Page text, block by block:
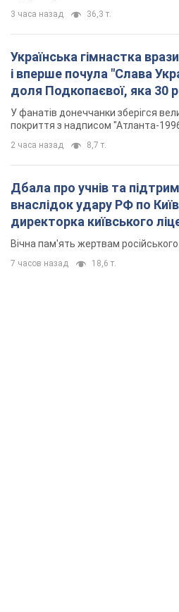
3 часа назад 36,3 т.
Українська гімнастка
і вперше почула "Слава
доля Подкопаєвої, яка 30
"золото" Олімпіади
У фанатів донеччанки зберігся
покриття з надписом "Атланта-
2 часа назад 8,7 т.
Дбала про учнів та
внаслідок удару РФ по
директорка київського
Вічна пам'ять жертвам
7 часов назад 18,6 т.